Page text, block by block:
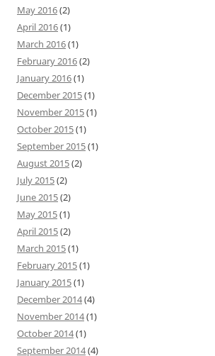
May 2016(2)
April 2016(1)
March 2016(1)
February 2016(2)
January 2016(1)
December 2015(1)
November 2015(1)
October 2015(1)
September 2015(1)
August 2015(2)
July 2015(2)
June 2015(2)
May 2015(1)
April 2015(2)
March 2015(1)
February 2015(1)
January 2015(1)
December 2014(4)
November 2014(1)
October 2014(1)
September 2014(4)